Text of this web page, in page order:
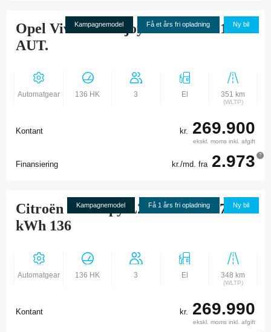
Kampagnemodel Få et års fri opladning Ny bil
Opel Vivaro-e Enjoy L2 75 kWh 136
AUT.
Automatgear 136 HK 3 El 351 km
(WLTP)
Kontant kr. 269.900
ekskl. moms inkl. afgift
Finansiering kr./md. fra 2.973 ?
Kampagnemodel Få 1 års fri opladning Ny bil
Citroën Ë-Jumpy L2 Masterline 75
kWh 136
Automatgear 136 HK 3 El 348 km
(WLTP)
Kontant kr. 269.990
ekskl. moms inkl. afgift